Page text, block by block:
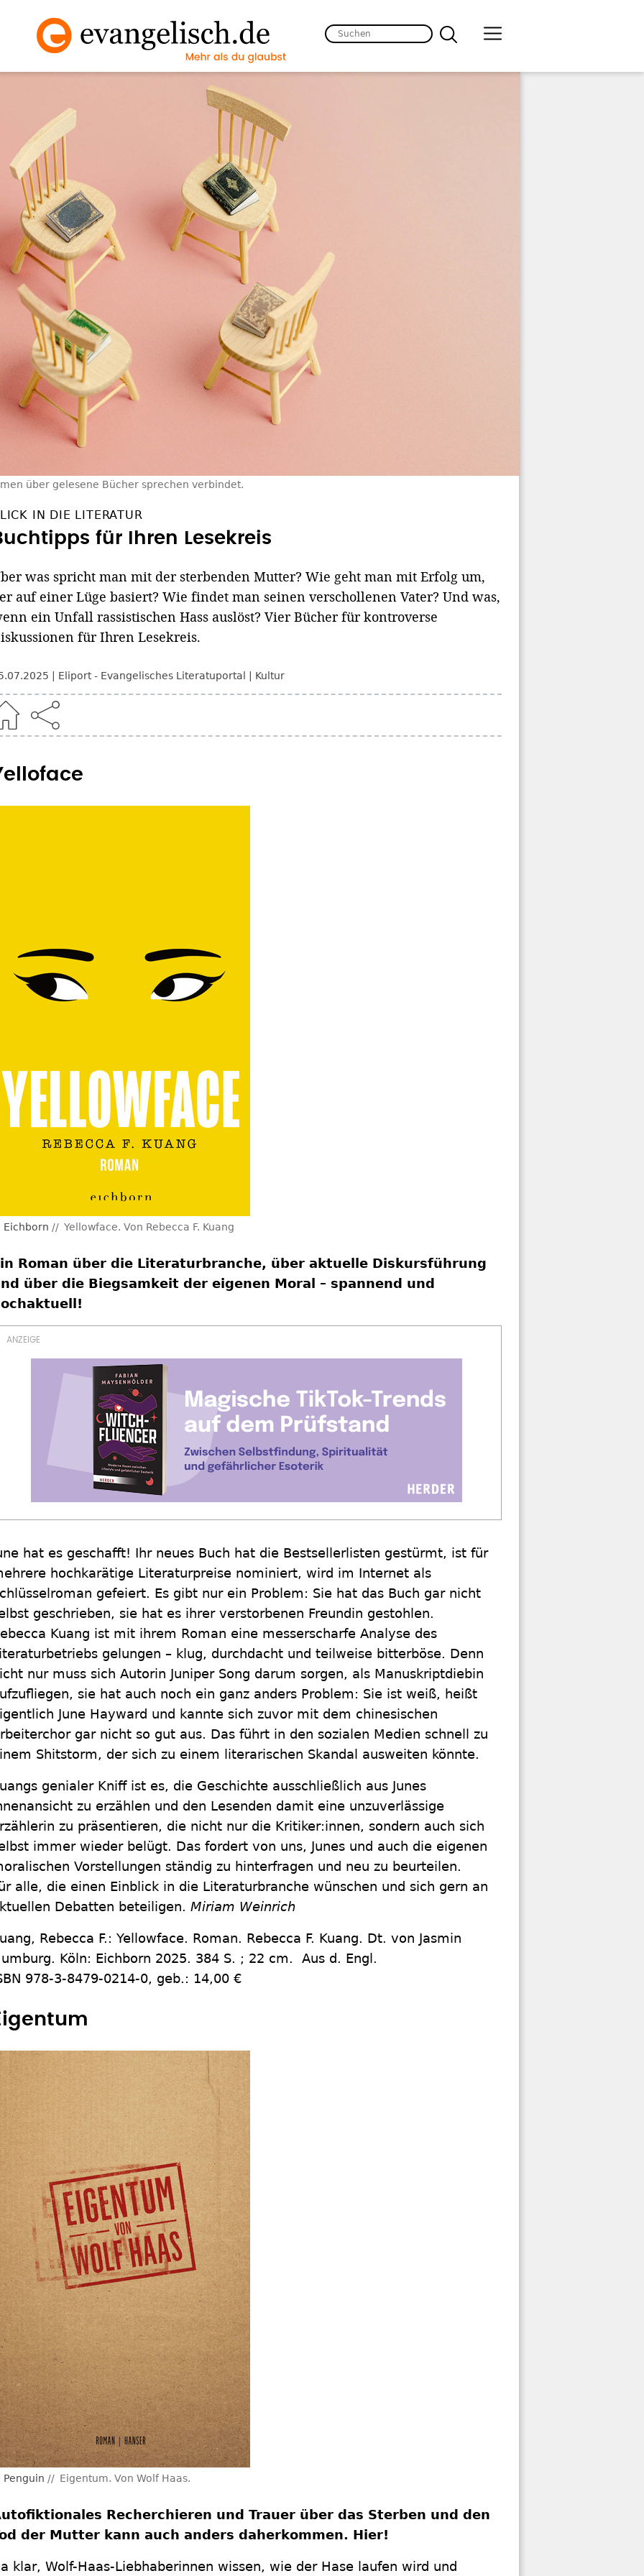
über gelesene Bücher sprechen verbindet.
IN DIE LITERATUR
für Ihren Lesekreis
was spricht man mit der sterbenden Mutter? Wie geht man mit Erfolg um,
auf einer Lüge basiert? Wie findet man seinen verschollenen Vater? Und was,
ein Unfall rassistischen Hass auslöst? Vier Bücher für kontroverse
für Ihren Lesekreis.
Eliport - Evangelisches Literatuportal Kultur
Eichborn Yellowface. Von Rebecca F. Kuang
Roman über die Literaturbranche, über aktuelle Diskursführung
über die Biegsamkeit der eigenen Moral – spannend und
hat es geschafft! Ihr neues Buch hat die Bestsellerlisten gestürmt, ist für
hochkarätige Literaturpreise nominiert, wird im Internet als
gefeiert. Es gibt nur ein Problem: Sie hat das Buch gar nicht
geschrieben, sie hat es ihrer verstorbenen Freundin gestohlen.
Kuang ist mit ihrem Roman eine messerscharfe Analyse des
gelungen – klug, durchdacht und teilweise bitterböse. Denn
nur muss sich Autorin Juniper Song darum sorgen, als Manuskriptdiebin
sie hat auch noch ein ganz anders Problem: Sie ist weiß, heißt
June Hayward und kannte sich zuvor mit dem chinesischen
gar nicht so gut aus. Das führt in den sozialen Medien schnell zu
Shitstorm, der sich zu einem literarischen Skandal ausweiten könnte.
genialer Kniff ist es, die Geschichte ausschließlich aus Junes
zu erzählen und den Lesenden damit eine unzuverlässige
zu präsentieren, die nicht nur die Kritiker:innen, sondern auch sich
immer wieder belügt. Das fordert von uns, Junes und auch die eigenen
Vorstellungen ständig zu hinterfragen und neu zu beurteilen.
alle, die einen Einblick in die Literaturbranche wünschen und sich gern an
Debatten beteiligen. Miriam Weinrich
Rebecca F.: Yellowface. Roman. Rebecca F. Kuang. Dt. von Jasmin
Köln: Eichborn 2025. 384 S. ; 22 cm. Aus d. Engl.
978-3-8479-0214-0, geb.: 14,00 €
Penguin Eigentum. Von Wolf Haas.
Recherchieren und Trauer über das Sterben und den
der Mutter kann auch anders daherkommen. Hier!
klar, Wolf-Haas-Liebhaberinnen wissen, wie der Hase laufen wird und